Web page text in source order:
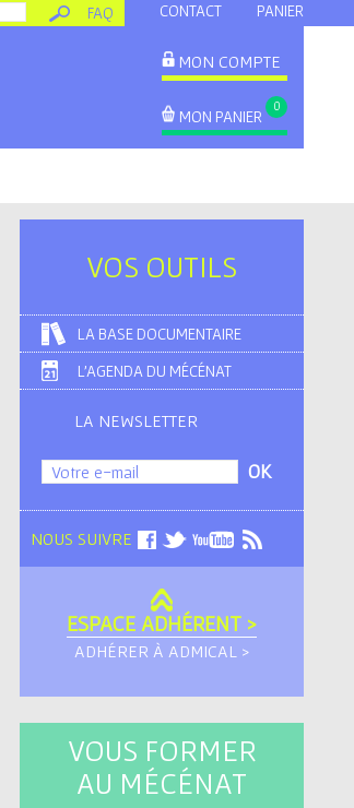
CONTACT PANIER
FAQ
MON COMPTE
MON PANIER
0
VOS OUTILS
LA BASE DOCUMENTAIRE
L'AGENDA DU MÉCÉNAT
LA NEWSLETTER
NOUS SUIVRE
ESPACE ADHÉRENT >
ADHÉRER À ADMICAL >
VOUS FORMER
AU MÉCÉNAT